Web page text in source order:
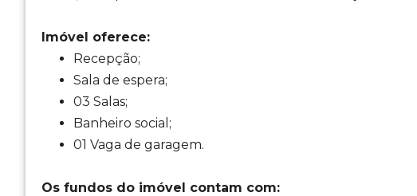
Imóvel oferece:
Recepção;
Sala de espera;
03 Salas;
Banheiro social;
01 Vaga de garagem.
Os fundos do imóvel contam com: